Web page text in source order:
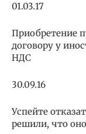
01.03.17
Приобретение
договору у
НДС
30.09.16
Успейте
решили, что